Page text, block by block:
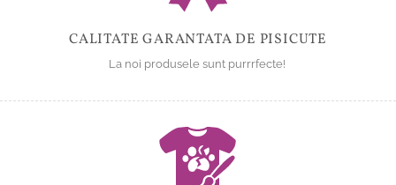
CALITATE GARANTATA DE PISICUTE
La noi produsele sunt purrrfecte!